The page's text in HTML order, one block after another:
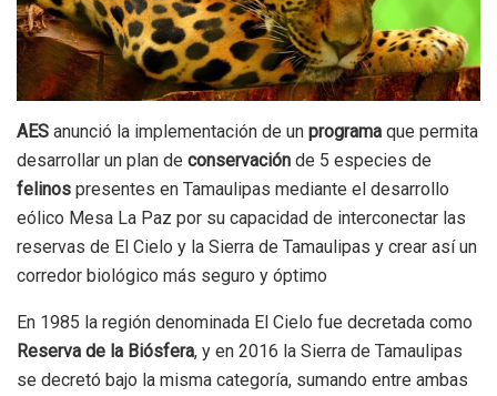
AES anunció la implementación de un programa que permita
desarrollar un plan de conservación de 5 especies de
felinos presentes en Tamaulipas mediante el desarrollo
eólico Mesa La Paz por su capacidad de interconectar las
reservas de El Cielo y la Sierra de Tamaulipas y crear así un
corredor biológico más seguro y óptimo
En 1985 la región denominada El Cielo fue decretada como
Reserva de la Biósfera, y en 2016 la Sierra de Tamaulipas
se decretó bajo la misma categoría, sumando entre ambas